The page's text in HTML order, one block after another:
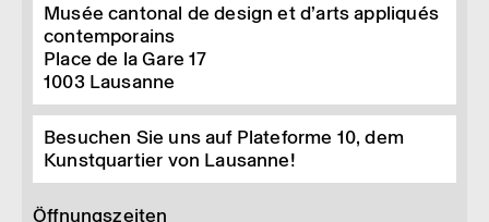
Musée cantonal de design et d’arts appliqués
contemporains
Place de la Gare 17
1003 Lausanne
Besuchen Sie uns auf Plateforme 10, dem
Kunstquartier von Lausanne!
Öffnungszeiten